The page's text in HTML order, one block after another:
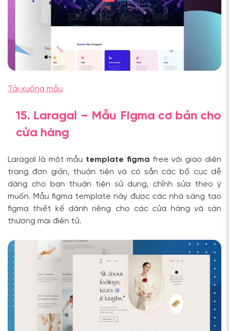
Tải xuống mẫu
15. Laragal – Mẫu Figma cơ bản cho
cửa hàng
Laragal là một mẫu template figma free với giao diện
trang đơn giản, thuận tiện và có sẵn các bố cục dễ
dàng cho bạn thuận tiện sử dụng, chỉnh sửa theo ý
muốn. Mẫu figma template này được các nhà sáng tạo
figma thiết kế dành riêng cho các cửa hàng và sàn
thương mại điện tử.